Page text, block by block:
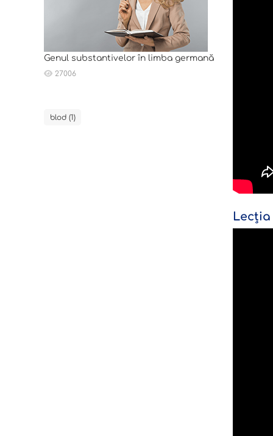
Genul substantivelor în limba germană
27006
blod (1)
Lecția